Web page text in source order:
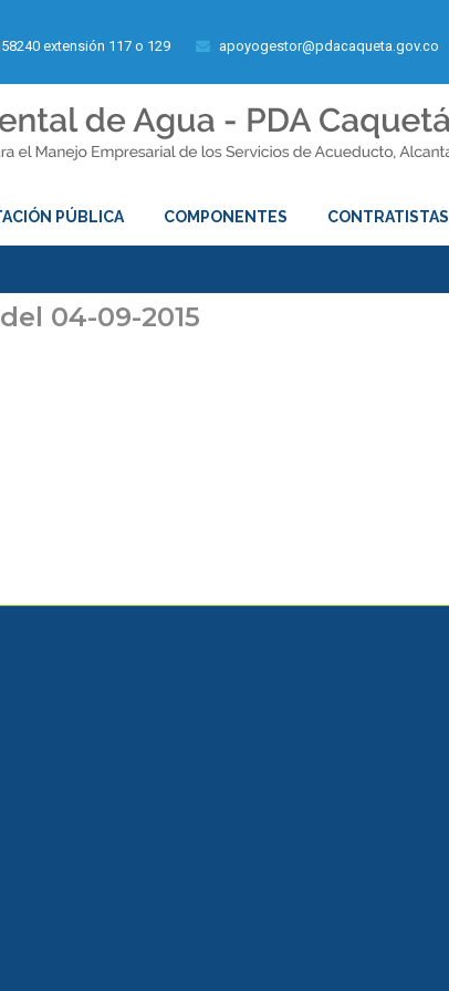
extensión 117 o 129 apoyogestor@pdacaqueta.gov.co
PÚBLICA COMPONENTES CONTRATISTAS
04-09-2015